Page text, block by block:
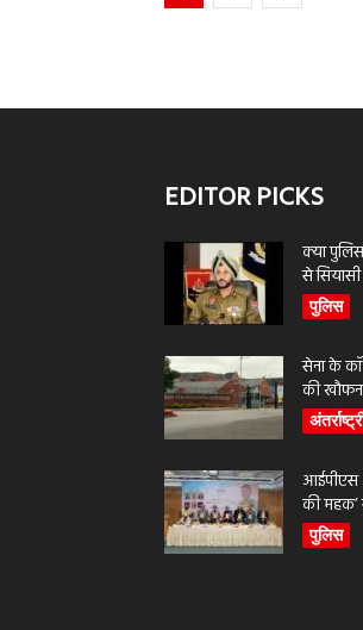
EDITOR PICKS
क्या
से
पुलिस
सेना के
की
आईपीएस
की महक’
पुलिस